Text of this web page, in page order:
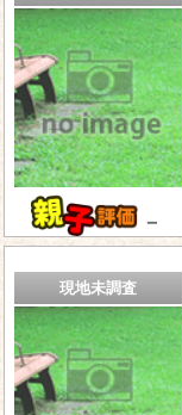
－
現地未調査